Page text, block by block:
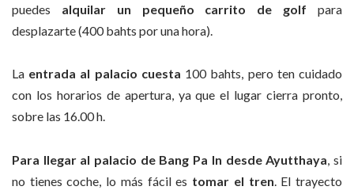
puedes alquilar un pequeño carrito de golf para
desplazarte (400 bahts por una hora).
La entrada al palacio cuesta 100 bahts, pero ten cuidado
con los horarios de apertura, ya que el lugar cierra pronto,
sobre las 16.00 h.
Para llegar al palacio de Bang Pa In desde Ayutthaya , si
no tienes coche, lo más fácil es tomar el tren . El trayecto